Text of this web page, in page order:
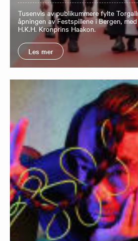
Tusenvis av publikummere fylte
åpningen av Festspillene i Bergen,
H.K.H. Kronprins Haakon.
Les mer